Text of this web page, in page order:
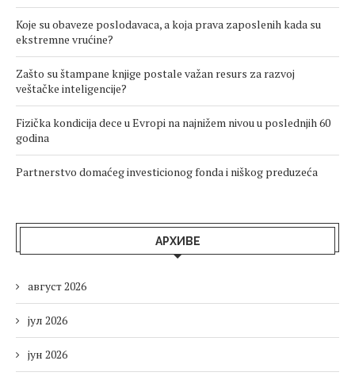
Koje su obaveze poslodavaca, a koja prava zaposlenih kada su
ekstremne vrućine?
Zašto su štampane knjige postale važan resurs za razvoj
veštačke inteligencije?
Fizička kondicija dece u Evropi na najnižem nivou u poslednjih 60
godina
Partnerstvo domaćeg investicionog fonda i niškog preduzeća
АРХИВЕ
август 2026
јул 2026
јун 2026